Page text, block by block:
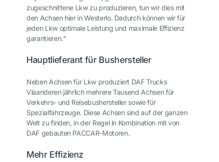
zugeschnittene Lkw zu produzieren, tun wir dies mit
den Achsen hier in Westerlo. Dadurch können wir für
jeden Lkw optimale Leistung und maximale Effizienz
garantieren.“
Hauptlieferant für Bushersteller
Neben Achsen für Lkw produziert DAF Trucks
Vlaanderen jährlich mehrere Tausend Achsen für
Verkehrs- und Reisebushersteller sowie für
Spezialfahrzeuge. Diese Achsen sind auf der ganzen
Welt zu finden, in der Regel in Kombination mit von
DAF gebauten PACCAR-Motoren.
Mehr Effizienz